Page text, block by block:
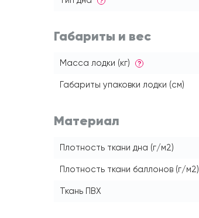
Габариты и вес
Масса лодки (кг) ?
Габариты упаковки лодки (см)
Материал
Плотность ткани дна (г/м2)
Плотность ткани баллонов (г/м2)
Ткань ПВХ